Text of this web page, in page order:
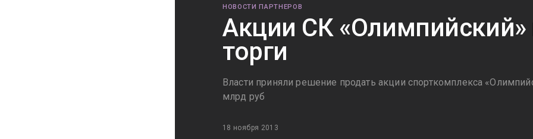
НОВОСТИ ПАРТНЕРОВ
Акции СК «Олимпийский»
торги
Власти приняли решение продать акции спорткомплекса
млрд руб
18 ноября 2013